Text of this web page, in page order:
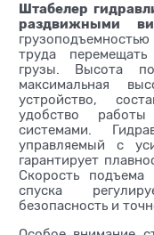
Штабелер
раздвижными
труда
грузы. Высота
максимальная
устройство,
удобство
системами.
управляемый с
гарантирует
Скорость
спуска
безопасность и